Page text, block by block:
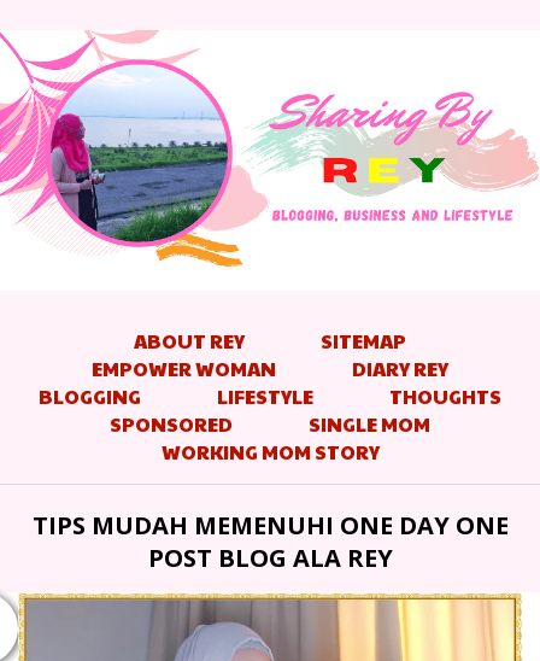
ABOUT REY
SITEMAP
EMPOWER WOMAN
DIARY REY
BLOGGING
LIFESTYLE
THOUGHTS
SPONSORED
SINGLE MOM
WORKING MOM STORY
TIPS MUDAH MEMENUHI ONE DAY ONE
POST BLOG ALA REY